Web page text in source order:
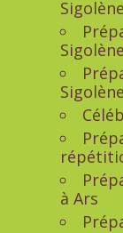
Sigolène
Sigolène
Sigolène
à Ars